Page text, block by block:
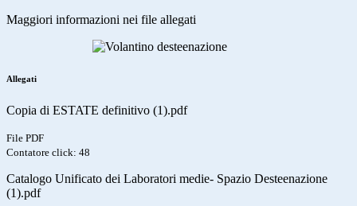
Maggiori informazioni nei file allegati
Allegati
Copia di ESTATE definitivo (1).pdf
File PDF
Contatore click: 48
Catalogo Unificato dei Laboratori medie- Spazio Desteenazione
(1).pdf